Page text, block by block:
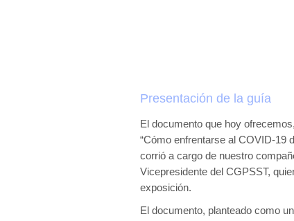
Presentación de la guía
El documento que hoy
“Cómo enfrentarse al COVID-19
corrió a cargo de nuestro
Vicepresidente del CGPSST,
exposición.
El documento, planteado como